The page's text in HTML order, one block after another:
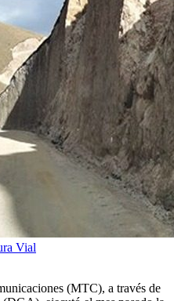
Vial
(MTC), a través de